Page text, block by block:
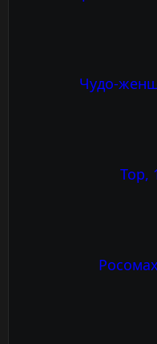
Чудо-
Тор,